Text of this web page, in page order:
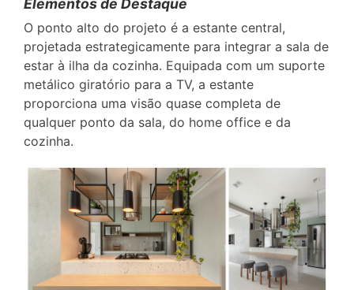
O ponto alto do projeto é a estante central,
projetada estrategicamente para integrar a sala de
estar à ilha da cozinha. Equipada com um suporte
metálico giratório para a TV, a estante
proporciona uma visão quase completa de
qualquer ponto da sala, do home office e da
cozinha.